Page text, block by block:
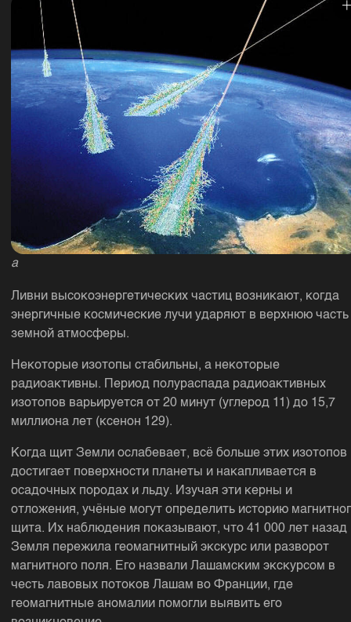
a
Ливни высокоэнергетических частиц возникают, когда
энергичные космические лучи ударяют в верхнюю часть
земной атмосферы.
Некоторые изотопы стабильны, а некоторые
радиоактивны. Период полураспада радиоактивных
изотопов варьируется от 20 минут (углерод 11) до 15,7
миллиона лет (ксенон 129).
Когда щит Земли ослабевает, всё больше этих изотопов
достигает поверхности планеты и накапливается в
осадочных породах и льду. Изучая эти керны и
отложения, учёные могут определить историю
щита. Их наблюдения показывают, что 41 000 лет назад
Земля пережила геомагнитный экскурс или разворот
магнитного поля. Его назвали Лашамским экскурсом в
честь лавовых потоков Лашам во Франции, где
геомагнитные аномалии помогли выявить его